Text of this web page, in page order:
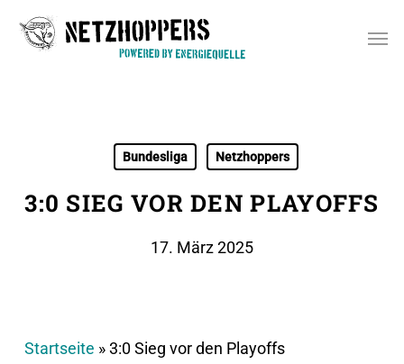
Bundesliga Netzhoppers
3:0 SIEG VOR DEN PLAYOFFS
17. März 2025
Startseite »3:0 Sieg vor den Playoffs